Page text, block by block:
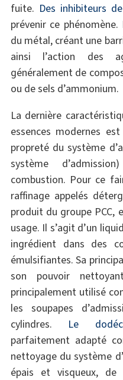
fuite. Des inhibiteurs
prévenir ce
du métal, créant une
ainsi l’action des
généralement de
ou de sels d’ammonium.
La dernière
essences modernes
propreté du système
système
combustion. Pour ce
raffinage appelés
produit du groupe
usage. Il s’agit d’un
ingrédient dans des
émulsifiantes. Sa
son pouvoir
principalement utilisé
les soupapes
cylindres. Le
parfaitement adapté
nettoyage du système
épais et visqueux,